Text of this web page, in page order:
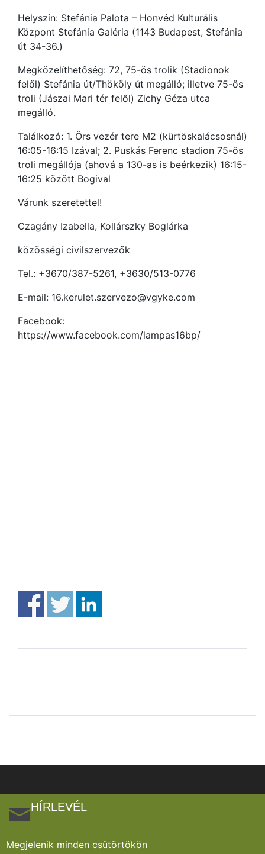
Helyszín: Stefánia Palota – Honvéd Kulturális
Központ Stefánia Galéria (1143 Budapest, Stefánia
út 34-36.)
Megközelíthetőség: 72, 75-ös trolik (Stadionok
felől) Stefánia út/Thököly út megálló; illetve 75-ös
troli (Jászai Mari tér felől) Zichy Géza utca
megálló.
Találkozó: 1. Örs vezér tere M2 (kürtöskalácsosnál)
16:05-16:15 Izával; 2. Puskás Ferenc stadion 75-ös
troli megállója (ahová a 130-as is beérkezik) 16:15-
16:25 között Bogival
Várunk szeretettel!
Czagány Izabella, Kollárszky Boglárka
közösségi civilszervezők
Tel.: +3670/387-5261, +3630/513-0776
E-mail: 16.kerulet.szervezo@vgyke.com
Facebook:
https://www.facebook.com/lampas16bp/
HÍRLEVÉL
Megjelenik minden csütörtökön